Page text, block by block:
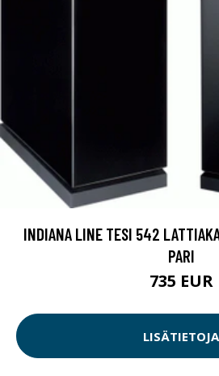
INDIANA LINE TESI 542
PARI
735 EUR
LISÄTIETOJA